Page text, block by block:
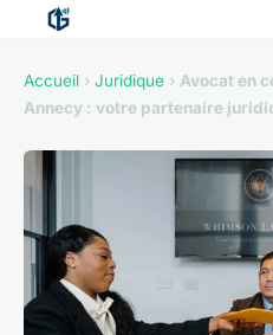
Accueil › Juridique › Avocat en
Annecy : votre partenaire